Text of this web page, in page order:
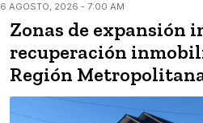
6 AGOSTO, 2026 - 7:00 AM
Zonas de expansión
recuperación
Región